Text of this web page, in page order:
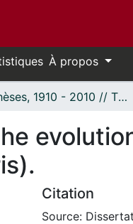
À propos
Thèses, 1910 - 2010 // Theses, 1910 - 2010
Citation
Source: